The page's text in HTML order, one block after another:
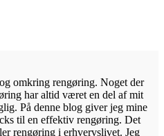
omkring rengøring. Noget der
har altid været en del af mit
På denne blog giver jeg mine
til en effektiv rengøring. Det
rengøring i erhvervslivet. Jeg